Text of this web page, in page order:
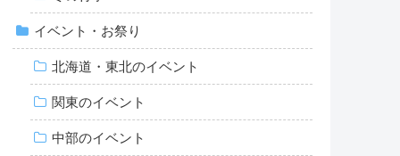
イベント・お祭り
北海道・東北のイベント
関東のイベント
中部のイベント